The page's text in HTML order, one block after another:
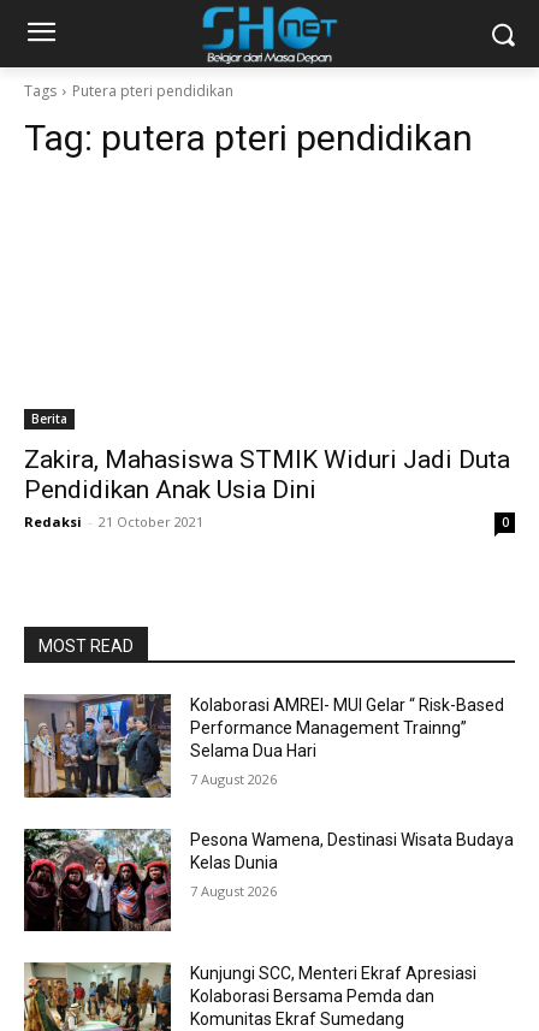
Tags Putera pteri pendidikan
Tag: putera pteri pendidikan
Berita
Zakira, Mahasiswa STMIK Widuri Jadi Duta
Pendidikan Anak Usia Dini
Redaksi - 21 October 2021 0
MOST READ
Kolaborasi AMREI- MUI Gelar “ Risk-Based
Performance Management Trainng”
Selama Dua Hari
7 August 2026
Pesona Wamena, Destinasi Wisata Budaya
Kelas Dunia
7 August 2026
Kunjungi SCC, Menteri Ekraf Apresiasi
Kolaborasi Bersama Pemda dan
Komunitas Ekraf Sumedang